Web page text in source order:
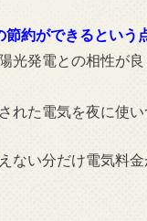
節約ができるという
光発電との相性が
れた電気を夜に使
ない分だけ電気料